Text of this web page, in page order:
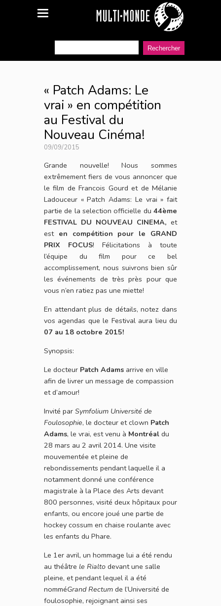
« Patch Adams: Le
vrai » en compétition
au Festival du
Nouveau Cinéma!
09/09/2015
Grande nouvelle! Nous sommes
extrêmement fiers de vous annoncer que
le film de Francois Gourd et de Mélanie
Ladouceur « Patch Adams: Le vrai » fait
partie de la selection officielle du 44ème
FESTIVAL DU NOUVEAU CINEMA, et
est en compétition pour le GRAND
PRIX FOCUS! Félicitations à toute
l’équipe du film pour ce bel
accomplissement, nous suivrons bien sûr
les événements de très près pour que
vous n’en ratiez pas une miette!
En attendant plus de détails, notez dans
vos agendas que le Festival aura lieu du
07 au 18 octobre 2015!
Synopsis:
Le docteur Patch Adams arrive en ville
afin de livrer un message de compassion
et d’amour!
Invité par Symfolium Université de
Foulosophie, le docteur et clown Patch
Adams, le vrai, est venu à Montréal du
28 mars au 2 avril 2014. Une visite
mouvementée et pleine de
rebondissements pendant laquelle il a
notamment donné une conférence
magistrale à la Place des Arts devant
800 personnes, visité deux hôpitaux pour
enfants, ou encore joué une partie de
hockey cossum en chaise roulante avec
les enfants du Phare.
Le 1er avril, un hommage lui a été rendu
au théâtre le Rialto devant une salle
pleine, et pendant lequel il a été
nomméGrand Rectum de l’Université de
foulosophie, rejoignant ainsi ses